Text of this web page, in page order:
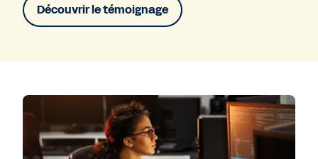
Découvrir le témoignage